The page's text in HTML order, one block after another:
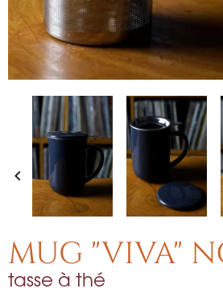

MUG "VIVA"
tasse à thé